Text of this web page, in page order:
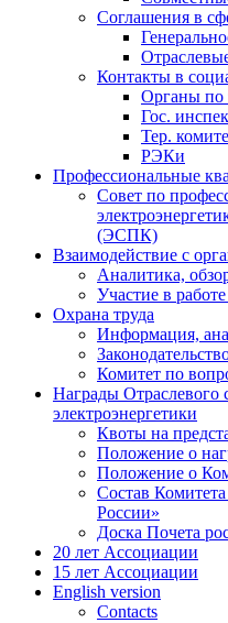
Соглашения в
Контакты в
Органы по
Гос.
Тер.
РЭКи
Профессиональные
Совет по
(ЭСПК)
Взаимодействие с
Аналитика,
Участие в
Охрана труда
Информация,
Комитет по
Награды Отраслевого
электроэнергетики
Квоты на
Положение о
Положение о
Состав
России»
Доска Почета
20 лет Ассоциации
15 лет Ассоциации
English version
Contacts